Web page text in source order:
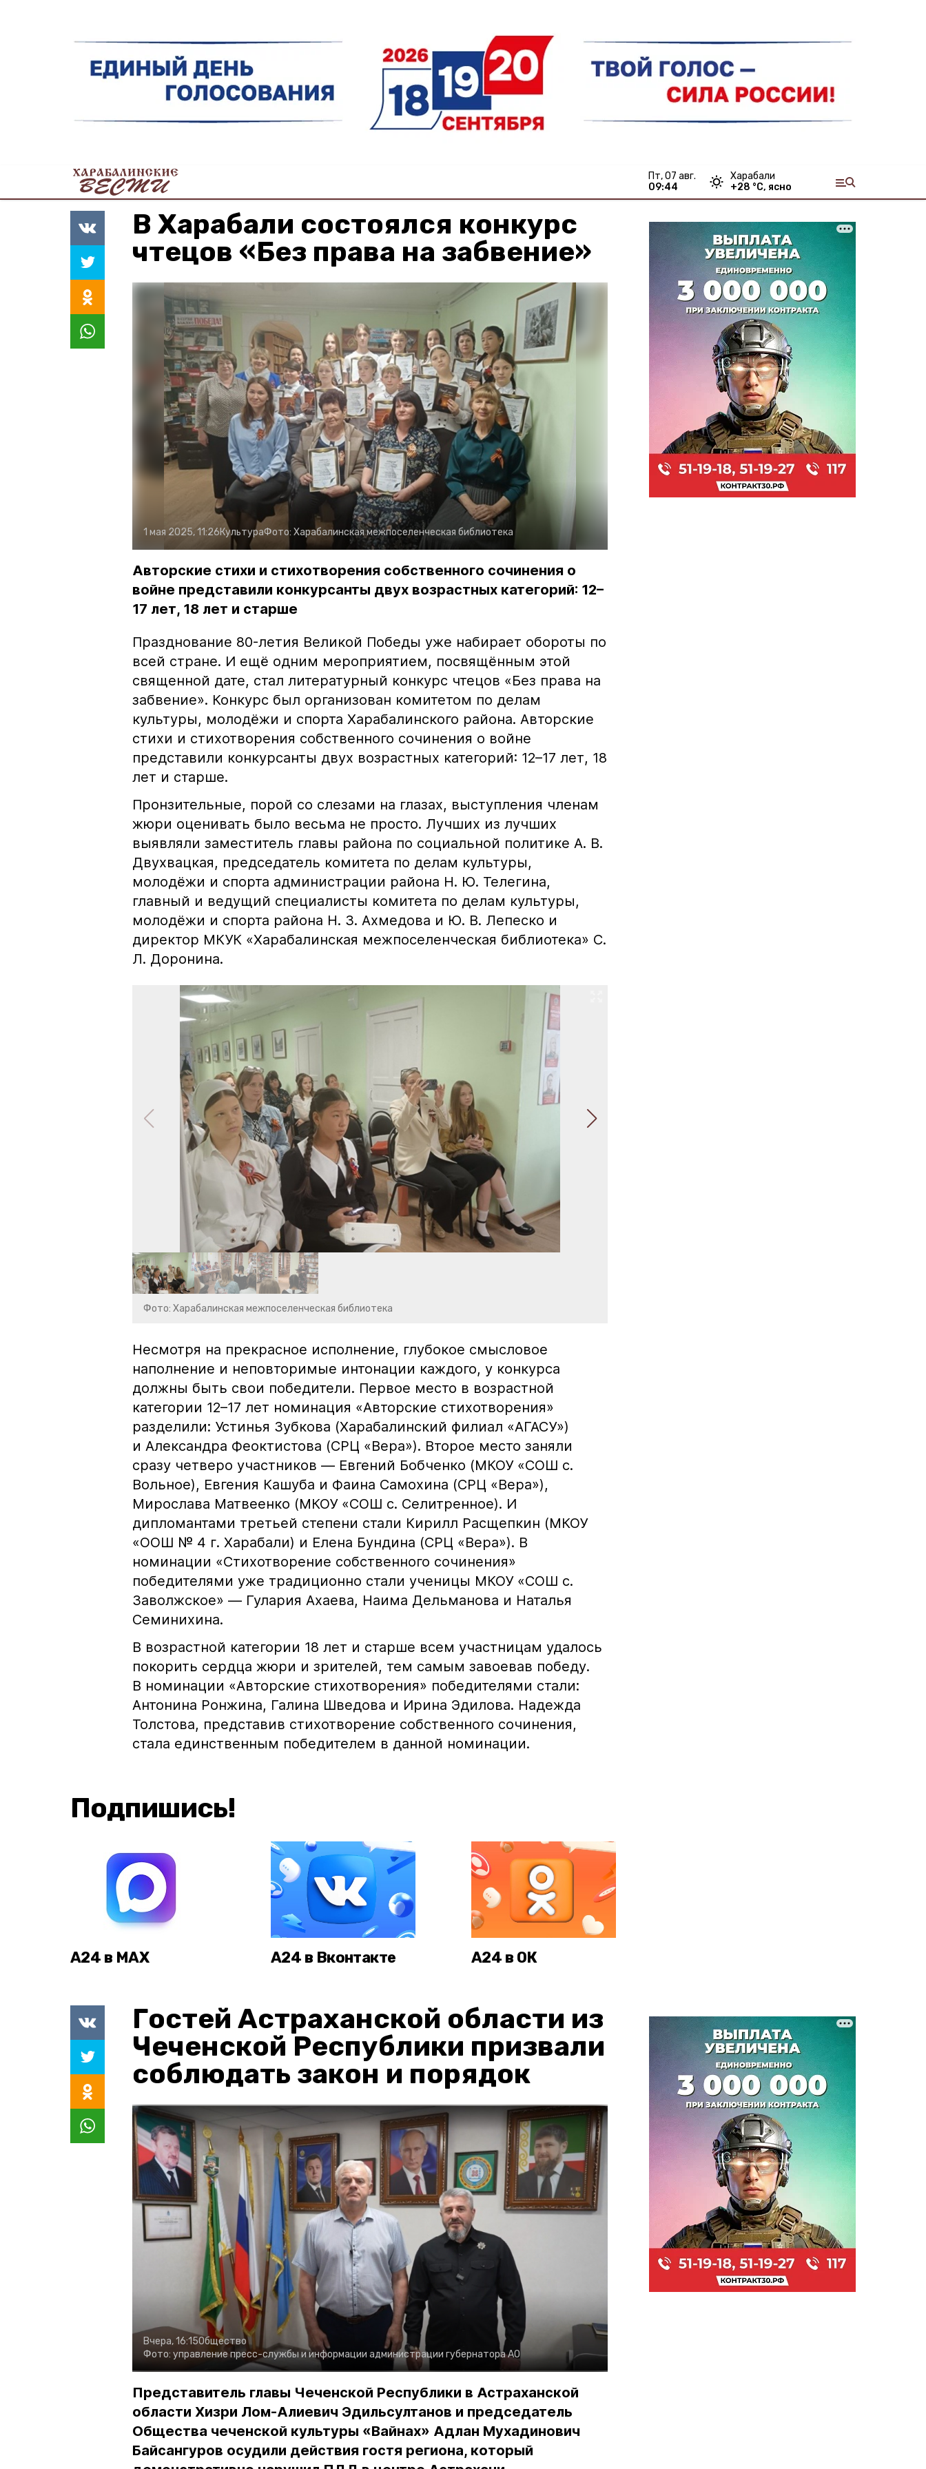
пт, 07 авг.
09:44
Харабали
+28 °С, ясно
В Харабали состоялся конкурс
чтецов «Без права на забвение»
1 мая 2025, 11:26КультураФото: Харабалинская межпоселенческая библиотека
Авторские стихи и стихотворения собственного сочинения о
войне представили конкурсанты двух возрастных категорий: 12–
17 лет, 18 лет и старше
Празднование 80-летия Великой Победы уже набирает обороты по
всей стране. И ещё одним мероприятием, посвящённым этой
священной дате, стал литературный конкурс чтецов «Без права на
забвение». Конкурс был организован комитетом по делам
культуры, молодёжи и спорта Харабалинского района. Авторские
стихи и стихотворения собственного сочинения о войне
представили конкурсанты двух возрастных категорий: 12–17 лет, 18
лет и старше.
Пронзительные, порой со слезами на глазах, выступления членам
жюри оценивать было весьма не просто. Лучших из лучших
выявляли заместитель главы района по социальной политике А. В.
Двухвацкая, председатель комитета по делам культуры,
молодёжи и спорта администрации района Н. Ю. Телегина,
главный и ведущий специалисты комитета по делам культуры,
молодёжи и спорта района Н. З. Ахмедова и Ю. В. Лепеско и
директор МКУК «Харабалинская межпоселенческая библиотека» С.
Л. Доронина.
Фото: Харабалинская межпоселенческая библиотека
Несмотря на прекрасное исполнение, глубокое смысловое
наполнение и неповторимые интонации каждого, у конкурса
должны быть свои победители. Первое место в возрастной
категории 12–17 лет номинация «Авторские стихотворения»
разделили: Устинья Зубкова (Харабалинский филиал «АГАСУ»)
и Александра Феоктистова (СРЦ «Вера»). Второе место заняли
сразу четверо участников — Евгений Бобченко (МКОУ «СОШ с.
Вольное), Евгения Кашуба и Фаина Самохина (СРЦ «Вера»),
Мирослава Матвеенко (МКОУ «СОШ с. Селитренное). И
дипломантами третьей степени стали Кирилл Расщепкин (МКОУ
«ООШ № 4 г. Харабали) и Елена Бундина (СРЦ «Вера»). В
номинации «Стихотворение собственного сочинения»
победителями уже традиционно стали ученицы МКОУ «СОШ с.
Заволжское» — Гулария Ахаева, Наима Дельманова и Наталья
Семинихина.
В возрастной категории 18 лет и старше всем участницам удалось
покорить сердца жюри и зрителей, тем самым завоевав победу.
В номинации «Авторские стихотворения» победителями стали:
Антонина Ронжина, Галина Шведова и Ирина Эдилова. Надежда
Толстова, представив стихотворение собственного сочинения,
стала единственным победителем в данной номинации.
Подпишись!
А24 в MAX А24 в Вконтакте А24 в ОК
Гостей Астраханской области из
Чеченской Республики призвали
соблюдать закон и порядок
Вчера, 16:15Общество
Фото: управление пресс-службы и информации администрации губернатора АО
Представитель главы Чеченской Республики в Астраханской
области Хизри Лом-Алиевич Эдильсултанов и председатель
Общества чеченской культуры «Вайнах» Адлан Мухадинович
Байсангуров осудили действия гостя региона, который